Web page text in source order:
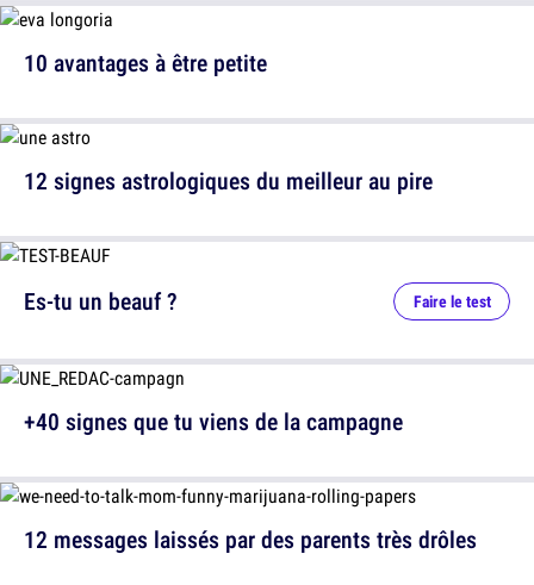
10 avantages à être petite
12 signes astrologiques du meilleur au pire
12 messages laissés par des parents très drôles
Es-tu un beauf ? Faire le test
+40 signes que tu viens de la campagne